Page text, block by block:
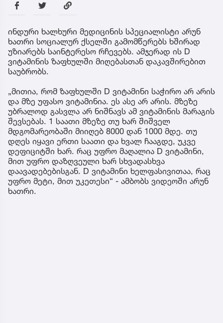
ინდური ხალხური მედიცინის სპეციალისტი არუნ
ხათრი სოციალურ ქსელში გამომწერებს ხშირად
უზიარებს საინტერესო რჩევებს. ამჯერად ის D
ვიტამინის ზაფხულში მიღებასთან დაკავშირებით
საუბრობს.
„მითია, რომ ზაფხულში D ვიტამინი საჭირო არ არის
და მზე უფასო ვიტამინია. ეს ასე არ არის. მზეზე
უბრალოდ გასვლა არ ნიშნავს ამ ვიტამინის მარაგის
შევსებას. 1 საათი მზეზე თუ ხარ შიშველ
მდგომარეობაში მიიღებ 8000 დან 1000 მდე. თუ
დღეს იყავი ერთი საათი და ხვალ ჩააგდე, უკვე
დეფიციტში ხარ. რაც უფრო მაღალია D ვიტამინი,
მით უფრო დაზღვეული ხარ სხვადასხვა
დაავადებებისგან. D ვიტამინი ხელფასივითაა, რაც
უფრო მეტი, მით უკეთესი“ - ამბობს ვიდეოში არუნ
ხათრი.